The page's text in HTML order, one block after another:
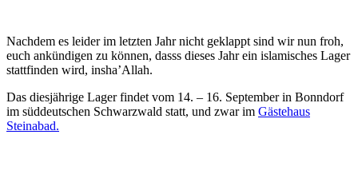
Nachdem es leider im letzten Jahr nicht geklappt sind wir nun froh,
euch ankündigen zu können, dasss dieses Jahr ein islamisches Lager
stattfinden wird, insha’Allah.
Das diesjährige Lager findet vom 14. – 16. September in Bonndorf
im süddeutschen Schwarzwald statt, und zwar im Gästehaus
Steinabad.